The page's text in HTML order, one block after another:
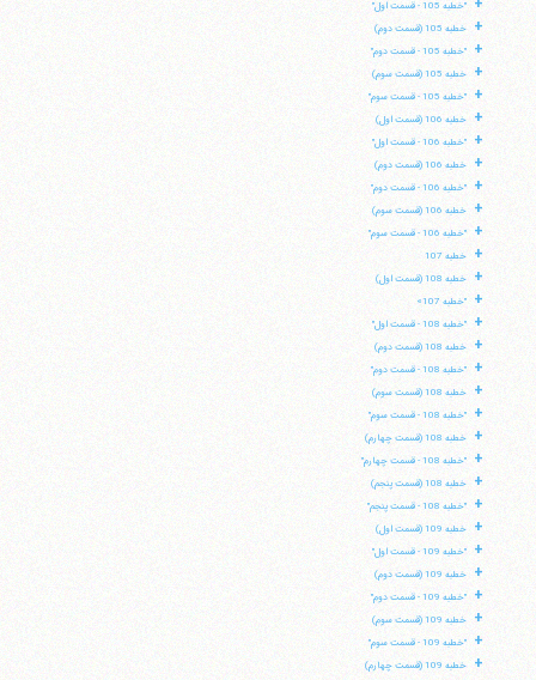
"خطبه 105 - قسمت اول"
+ خطبه 105 (قسمت دوم)
+ "خطبه 105 - قسمت دوم"
+ خطبه 105 (قسمت سوم)
+ "خطبه 105 - قسمت سوم"
+ خطبه 106 (قسمت اول)
+ "خطبه 106 - قسمت اول"
+ خطبه 106 (قسمت دوم)
+ "خطبه 106 - قسمت دوم"
+ خطبه 106 (قسمت سوم)
+ "خطبه 106 - قسمت سوم"
+ خطبه 107
+ خطبه 108 (قسمت اول)
+ "خطبه 107»
+ "خطبه 108 - قسمت اول"
+ خطبه 108 (قسمت دوم)
+ "خطبه 108 - قسمت دوم"
+ خطبه 108 (قسمت سوم)
+ "خطبه 108 - قسمت سوم"
+ خطبه 108 (قسمت چهارم)
+ "خطبه 108 - قسمت چهارم"
+ خطبه 108 (قسمت پنجم)
+ "خطبه 108 - قسمت پنجم"
+ خطبه 109 (قسمت اول)
+ "خطبه 109 - قسمت اول"
+ خطبه 109 (قسمت دوم)
+ "خطبه 109 - قسمت دوم"
+ خطبه 109 (قسمت سوم)
+ "خطبه 109 - قسمت سوم"
+ خطبه 109 (قسمت چهارم)